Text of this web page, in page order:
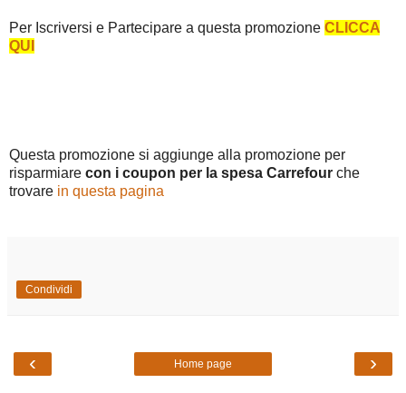
Per Iscriversi e Partecipare a questa promozione CLICCA
QUI
Questa promozione si aggiunge alla promozione per
risparmiare con i coupon per la spesa Carrefour che
trovare in questa pagina
Condividi
‹ ›
Home page